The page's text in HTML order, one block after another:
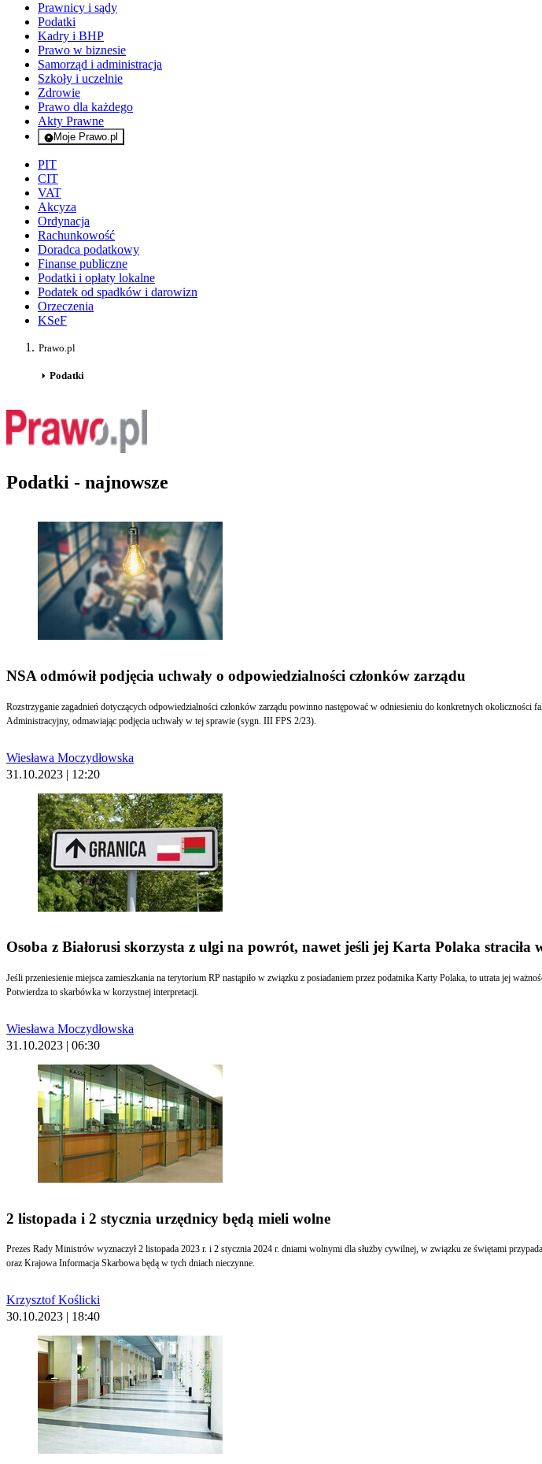
Prawnicy i sądy
Podatki
Kadry i BHP
Prawo w biznesie
Samorząd i administracja
Szkoły i uczelnie
Zdrowie
Prawo dla każdego
Akty Prawne
Moje Prawo.pl
- rejestracja i logowanie do serwisu
PIT
CIT
VAT
Akcyza
Ordynacja
Rachunkowość
Doradca podatkowy
Finanse publiczne
Podatki i opłaty lokalne
Podatek od spadków i darowizn
Orzeczenia
KSeF
Prawo.pl
Podatki
Podatki - najnowsze
NSA odmówił podjęcia uchwały o odpowiedzialności członków zarządu
Rozstrzyganie zagadnień dotyczących odpowiedzialności członków zarządu powinno następować w odniesieniu do konkretnych
Administracyjny, odmawiając podjęcia uchwały w tej sprawie (sygn. III FPS 2/23).
Wiesława Moczydłowska
31.10.2023 | 12:20
Osoba z Białorusi skorzysta z ulgi na powrót, nawet jeśli jej Karta Polaka straciła
Jeśli przeniesienie miejsca zamieszkania na terytorium RP nastąpiło w związku z posiadaniem przez podatnika Karty Polaka, to utrata jej
Potwierdza to skarbówka w korzystnej interpretacji.
Wiesława Moczydłowska
31.10.2023 | 06:30
2 listopada i 2 stycznia urzędnicy będą mieli wolne
Prezes Rady Ministrów wyznaczył 2 listopada 2023 r. i 2 stycznia 2024 r. dniami wolnymi dla służby cywilnej, w związku ze świętami
oraz Krajowa Informacja Skarbowa będą w tych dniach nieczynne.
Krzysztof Koślicki
30.10.2023 | 18:40